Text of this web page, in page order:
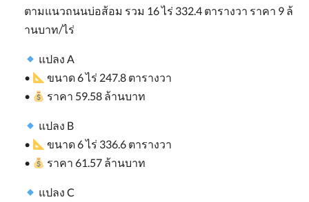
ตามแนวถนนบ่อส้อม รวม 16ไร่ 332.4 ตารางวา ราคา 9 ล้
านบาท/ไร่
แปลง A
•
ขนาด6ไร่ 247.8 ตารางวา
•
ราคา 59.58 ล้านบาท
แปลง B
•
ขนาด6ไร่ 336.6 ตารางวา
•
ราคา 61.57 ล้านบาท
แปลง C